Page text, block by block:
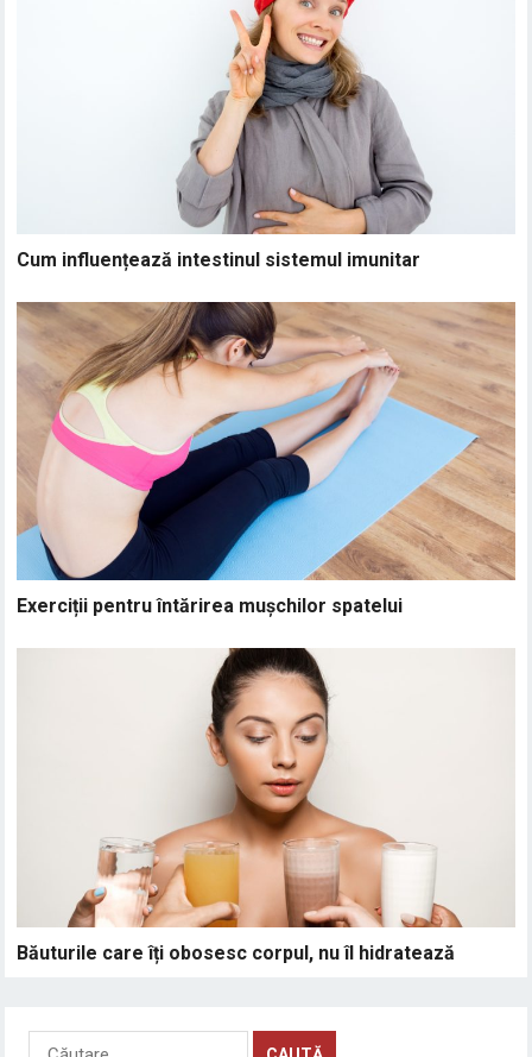
Cum influențează intestinul sistemul imunitar
Exerciții pentru întărirea mușchilor spatelui
Băuturile care îți obosesc corpul, nu îl hidratează
Caută